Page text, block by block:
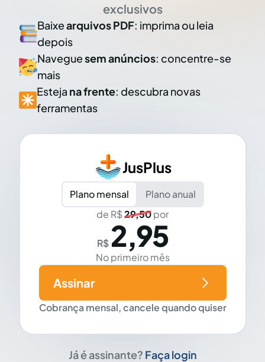
exclusivos
Baixearquivos PDF: imprima ou leia
depois
Naveguesem anúncios: concentre-se
mais
Esteja na frente: descubra novas
ferramentas
JusPlus
Plano mensal
Plano anual
de R$29,50por
R$ 2,95
No primeiro mês
Cobrança mensal, cancele quando quiser
Assinar
Já é assinante? Faça login